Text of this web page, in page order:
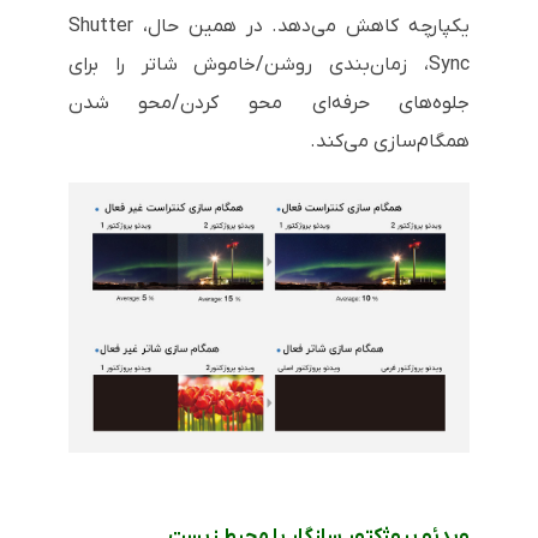
یکپارچه کاهش می‌دهد. در همین حال، Shutter
Sync، زمان‌بندی روشن/خاموش شاتر را برای
جلوه‌های حرفه‌ای محو کردن/محو شدن
همگام‌سازی می‌کند.